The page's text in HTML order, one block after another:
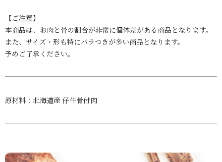
【ご注意】
本商品は、お肉と骨の割合が非常に個体差がある商品となります。
また、サイズ・形も特にバラつきが多い商品となります。
予めご了承ください。
原材料： 北海道産 仔牛骨付肉